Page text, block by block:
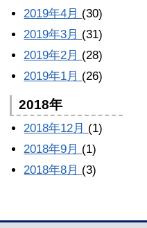
2019年4月 (30)
2019年3月 (31)
2019年2月 (28)
2019年1月 (26)
2018年
2018年12月 (1)
2018年9月 (1)
2018年8月 (3)